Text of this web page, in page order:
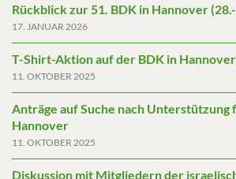
Rückblick zur 51. BDK in Hannover
17. JANUAR 2026
T-Shirt-Aktion auf der BDK in
11. OKTOBER 2025
Anträge auf Suche nach Unterstützung
Hannover
11. OKTOBER 2025
Diskussion mit Mitgliedern der